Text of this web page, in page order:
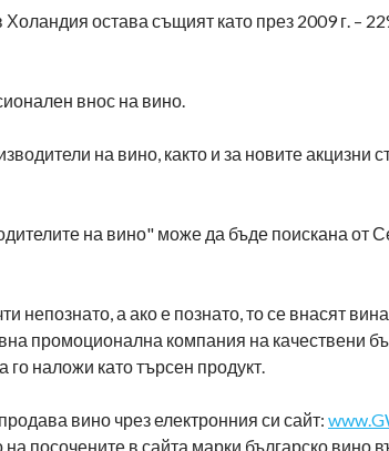
остава същият като през 2009 г. –
внос на вино.
на вино, както и за новите акцизни
на вино" може да бъде поискана от
а ако е познато, то се внасят
промоционална компания на качествени
наложи като търсен продукт.
вино чрез електронния си сайт:
посочените в сайта марки българско вино